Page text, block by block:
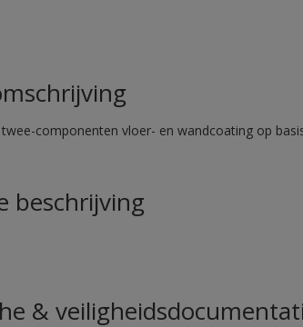
componenten vloer- en wandcoating op
beschrijving
&